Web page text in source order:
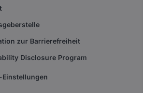
zur Barrierefreiheit
Disclosure Program
Einstellungen